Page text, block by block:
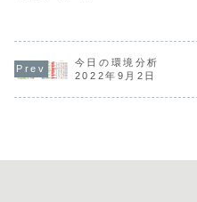
は欧州通貨
（EUR・GBP）
円やドル、豪ドル
う展開です。
相関では円の
が続く一方、
今日の環境分析
2022年9月2日